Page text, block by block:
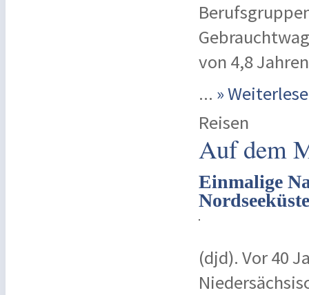
von 4,8
... »
Reisen
Auf dem
Einmalige
Nordseeküste
(djd). Vor 40